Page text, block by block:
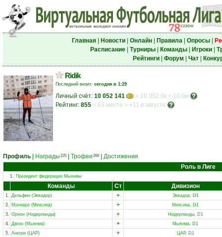
Главная| Новости| Онлайн| Правила| Опросы|
Расписание| Турниры| Команды| Игроки|
Рейтинги| Форум Чат|
Ridik
Последний визит: сегодня в 1:29
Личный счёт: 10 052 141
= 10 052.0к = 10.0м
Рейтинг: 855 = 63 место = +11 в августе
Профиль Награды 225 Трофеи 266
Достижения
Роль в Лиге
1. Президент федерации Мьянмы
Команды Ст Дивизион
1. Дельфин (Эквадор) +
Эквадор, D1
2. Монкаро (Мексика) +
Мексика, D1
3. Орион (Нидерланды) +
Нидерланды, D1
4. Дагон (Мьянма) +
Мьянма, D1
5. Анегри (ЦАР) +
ЦАР, D1